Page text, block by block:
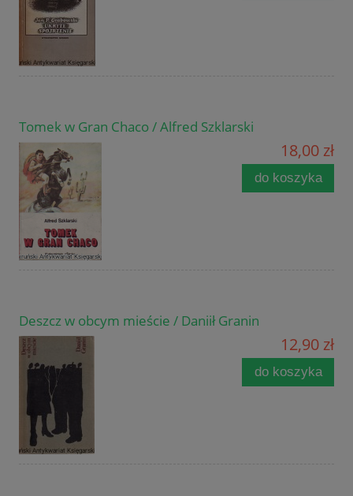
Tomek w Gran Chaco / Alfred Szklarski
18,00 zł
do koszyka
Deszcz w obcym mieście / Daniił Granin
12,90 zł
do koszyka